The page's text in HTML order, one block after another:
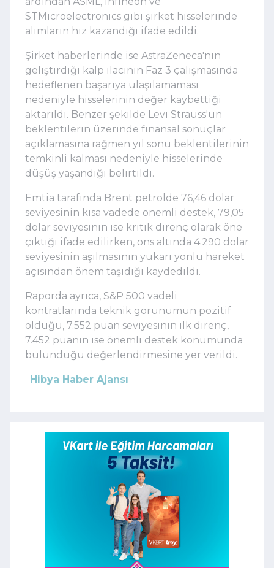
STMicroelectronics gibi şirket hisselerinde
alımların hız kazandığı ifade edildi.
Şirket haberlerinde ise AstraZeneca'nın
geliştirdiği kalp ilacının Faz 3 çalışmasında
hedeflenen başarıya ulaşılamaması
nedeniyle hisselerinin değer kaybettiği
aktarıldı. Benzer şekilde Levi Strauss'un
beklentilerin üzerinde finansal sonuçlar
açıklamasına rağmen yıl sonu beklentilerinin
temkinli kalması nedeniyle hisselerinde
düşüş yaşandığı belirtildi.
Emtia tarafında Brent petrolde 76,46 dolar
seviyesinin kısa vadede önemli destek, 79,05
dolar seviyesinin ise kritik direnç olarak öne
çıktığı ifade edilirken, ons altında 4.290 dolar
seviyesinin aşılmasının yukarı yönlü hareket
açısından önem taşıdığı kaydedildi.
Raporda ayrıca, S&P 500 vadeli
kontratlarında teknik görünümün pozitif
olduğu, 7.552 puan seviyesinin ilk direnç,
7.452 puanın ise önemli destek konumunda
bulunduğu değerlendirmesine yer verildi.
Hibya Haber Ajansı